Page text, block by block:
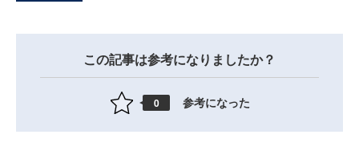
この記事は参考になりましたか？
0 参考になった